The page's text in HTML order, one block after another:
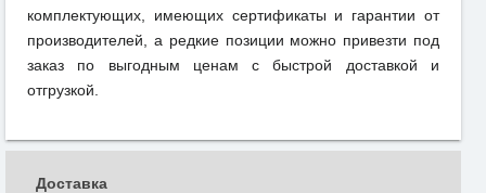
комплектующих, имеющих сертификаты и гарантии от
производителей, а редкие позиции можно привезти под
заказ по выгодным ценам с быстрой доставкой и
отгрузкой.
Доставка